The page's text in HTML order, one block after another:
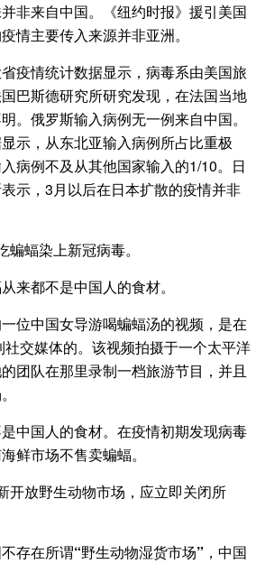
非来自中国。《纽约时报》援引美国
情主要传入来源并非亚洲。
情统计数据显示，病毒系由美国旅
巴斯德研究所研究发现，在法国当地
。俄罗斯输入病例无一例来自中国。
示，从东北亚输入病例所占比重极
病例不及从其他国家输入的1/10。日
示，3月以后在日本扩散的疫情并非
蝠染上新冠病毒。
都不是中国人的食材。
中国女导游喝蝙蝠汤的视频，是在
交媒体的。该视频拍摄于一个太平洋
团队在那里录制一档旅游节目，并且
国人的食材。在疫情初期发现病毒
鲜市场不售卖蝙蝠。
开放野生动物市场，应立即关闭所
在所谓“野生动物湿货市场”，中国